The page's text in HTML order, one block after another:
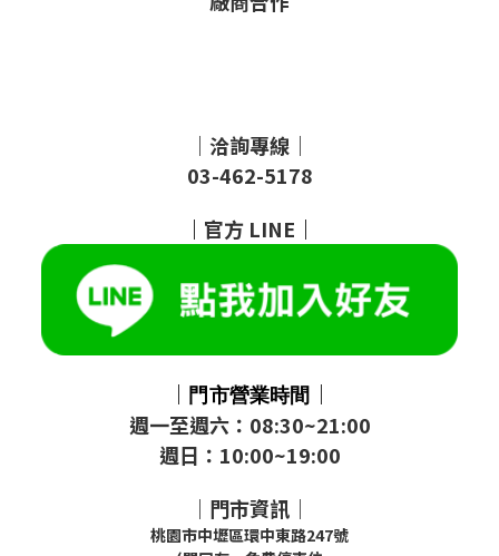
｜洽詢專線｜
03-462-5178
｜ 官方 LINE ｜
｜ 門市營業時間 ｜
週一至週六：08:30~21:00
週日：10:00~19:00
｜門市資訊｜
桃園市中壢區環中東路247號